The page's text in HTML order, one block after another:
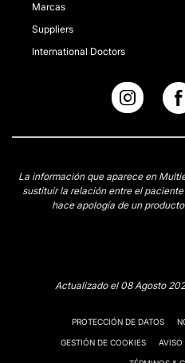
Marcas
Suppliers
International Doctors
La información que aparece en
sustituir la relación entre el
hace apología de un
Actualizado el 08 Agosto
PROTECCIÓN DE DATOS
GESTIÓN DE COOKIES AVISO